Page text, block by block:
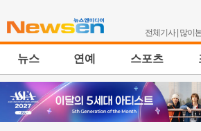
전체기사| 많이
뉴스 연예 스포츠